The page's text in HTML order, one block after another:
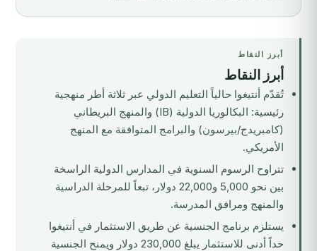
أبرز النقاط
أبرز النقاط
تُقدّم أنتيغوا حالياً التعليم الدولي عبر ثلاثة أطر منهجية
رئيسية: البكالوريا الدولية (IB) والمنهج البريطاني
(كامبريدج/بيرسون) والبرامج المتوافقة مع المنهج
الأمريكي.
تتراوح الرسوم السنوية في المدارس الدولية الراسخة
بين نحو 5,000 و22,000 دولار، تبعاً للمرحلة الدراسية
والمنهج ومرافق المدرسة.
يستلزم برنامج الجنسية عن طريق الاستثمار في أنتيغوا
حداً أدنى للاستثمار يبلغ 230,000 دولار ويمنح الجنسية